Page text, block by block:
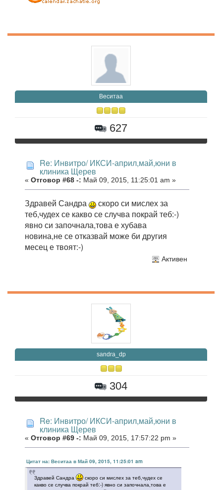
Веситаа
627
Re: Инвитро/ ИКСИ-април,май,юни в
клиника Щерев
« Отговор #68 -: Май 09, 2015, 11:25:01 am »
Здравей Сандра
скоро си мислех за
теб,чудех се какво се случва покрай теб:-)
явно си започнала,това е хубава
новина,не се отказвай може би другия
месец е твоят:-)
Активен
sandra_dp
304
Re: Инвитро/ ИКСИ-април,май,юни в
клиника Щерев
« Отговор #69 -: Май 09, 2015, 17:57:22 pm »
Цитат на: Веситаа в Май 09, 2015, 11:25:01 am
Здравей Сандра
скоро си мислех за теб,чудех се
какво се случва покрай теб:-) явно си започнала,това е